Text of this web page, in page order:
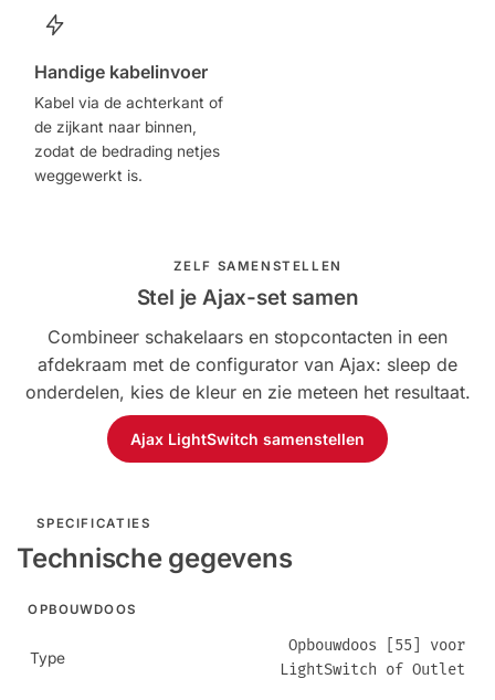
Handige kabelinvoer
Kabel via de achterkant of
de zijkant naar binnen,
zodat de bedrading netjes
weggewerkt is.
ZELF SAMENSTELLEN
Stel je Ajax-set samen
Combineer schakelaars en stopcontacten in een
afdekraam met de configurator van Ajax: sleep de
onderdelen, kies de kleur en zie meteen het resultaat.
Ajax LightSwitch samenstellen
SPECIFICATIES
Technische gegevens
OPBOUWDOOS
Type
Opbouwdoos [55] voor
LightSwitch of Outlet